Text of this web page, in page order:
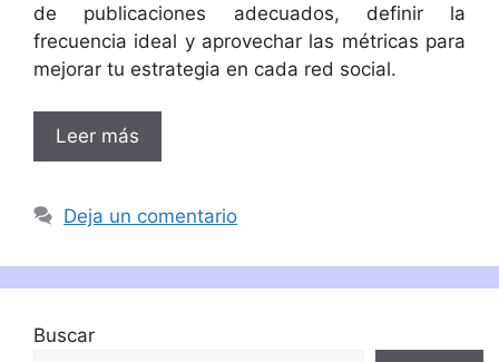
de publicaciones adecuados, definir la
frecuencia ideal y aprovechar las métricas para
mejorar tu estrategia en cada red social.
Leer más
Deja un comentario
Buscar